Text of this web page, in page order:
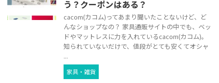
う？クーポンはある？
cacom(カコム)ってあまり聞いたことないけど、ど
んなショップなの？ 家具通販サイトの中でも、ベッ
ドやマットレスに力を入れているcacom(カコム)。
知られていないだけで、値段がとても安くてオシャ
...
家具・雑貨